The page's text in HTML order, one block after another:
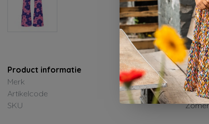
Product informatie
Merk
Artikelcode
Y603-
SKU